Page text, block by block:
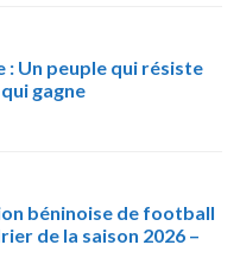
: Un peuple qui résiste
gagne
béninoise de football
de la saison 2026 –